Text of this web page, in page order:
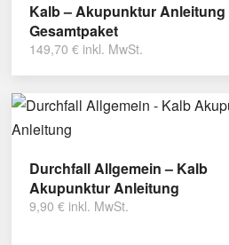
Kalb – Akupunktur Anleitung
Gesamtpaket
149,70 € inkl. MwSt.
Durchfall Allgemein – Kalb
Akupunktur Anleitung
9,90 € inkl. MwSt.